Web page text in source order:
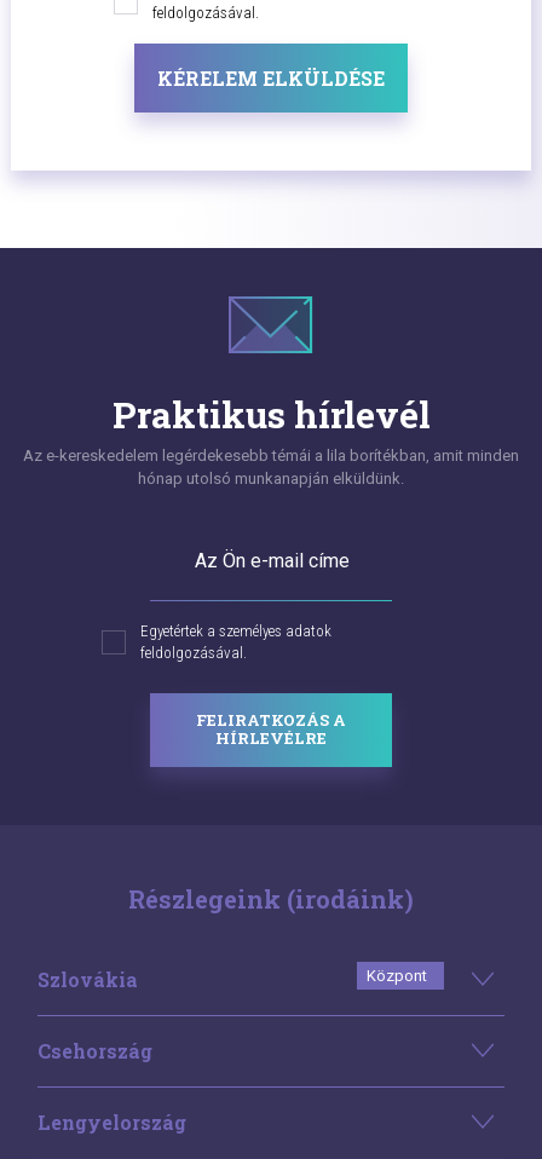
feldolgozásával.
KÉRELEM ELKÜLDÉSE
Praktikus hírlevél
Az e-kereskedelem legérdekesebb témái a lila borítékban, amit minden
hónap utolsó munkanapján elküldünk.
Az Ön e-mail címe
Egyetértek a személyes adatok
feldolgozásával.
FELIRATKOZÁS A
HÍRLEVÉLRE
Részlegeink (irodáink)
Szlovákia Központ
Csehország
Lengyelország